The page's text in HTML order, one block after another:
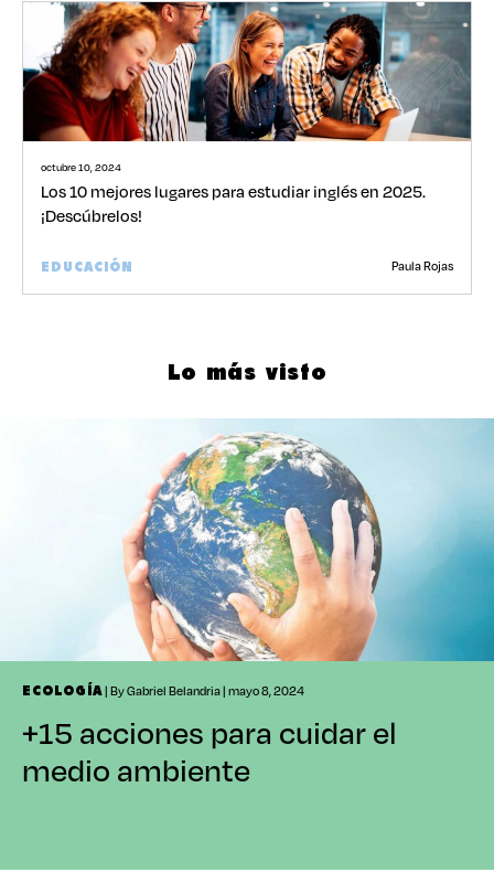
octubre 10, 2024
Los 10 mejores lugares para estudiar inglés en 2025.
¡Descúbrelos!
EDUCACIÓN Paula Rojas
Lo más visto
ECOLOGÍA| By Gabriel Belandria | mayo 8, 2024
+15 acciones para cuidar el
medio ambiente